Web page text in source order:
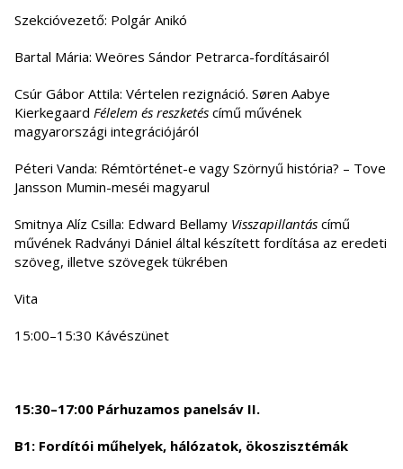
Szekcióvezető: Polgár Anikó
Bartal Mária: Weöres Sándor Petrarca-fordításairól
Csúr Gábor Attila: Vértelen rezignáció. Søren Aabye
Kierkegaard Félelem és reszketés című művének
magyarországi integrációjáról
Péteri Vanda: Rémtörténet-e vagy Szörnyű história? – Tove
Jansson Mumin-meséi magyarul
Smitnya Alíz Csilla: Edward Bellamy Visszapillantás című
művének Radványi Dániel által készített fordítása az eredeti
szöveg, illetve szövegek tükrében
Vita
15:00–15:30 Kávészünet
15:30–17:00 Párhuzamos panelsáv II.
B1: Fordítói műhelyek, hálózatok, ökoszisztémák